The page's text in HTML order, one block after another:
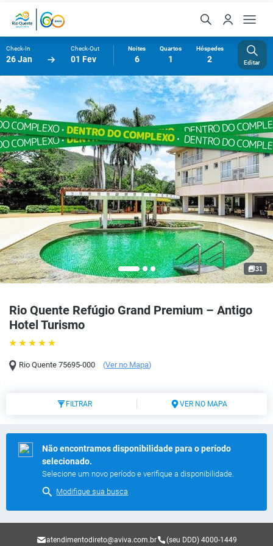
Check-In
26 Jan
Check-Out
01 Fev
Noites
6
Quartos
1
Hóspedes
2 Editar
Rio Quente Refúgio Grand Premium – Antigo
Hotel Turismo
Rio Quente 75695-000 (Ver no Mapa)
31
FILTRAR VER NO MAPA
Não encontramos disponibilidade para o período
selecionado.
Selecione um novo período e verifique a disponibilidade.
Modifique sua busca
atendimentodireto@aviva.com.br (seu DDD) 4000-1449